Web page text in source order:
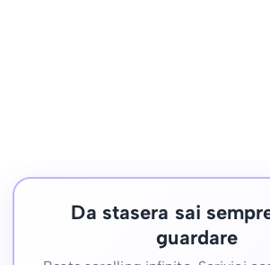
Da stasera sai
guardare